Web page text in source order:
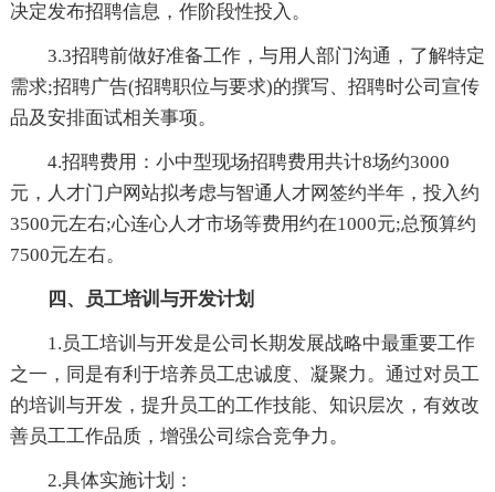
决定发布招聘信息，作阶段性投入。
3.3招聘前做好准备工作，与用人部门沟通，了解特定
需求;招聘广告(招聘职位与要求)的撰写、招聘时公司宣传
品及安排面试相关事项。
4.招聘费用：小中型现场招聘费用共计8场约3000
元，人才门户网站拟考虑与智通人才网签约半年，投入约
3500元左右;心连心人才市场等费用约在1000元;总预算约
7500元左右。
四、员工培训与开发计划
1.员工培训与开发是公司长期发展战略中最重要工作
之一，同是有利于培养员工忠诚度、凝聚力。通过对员工
的培训与开发，提升员工的工作技能、知识层次，有效改
善员工工作品质，增强公司综合竞争力。
2.具体实施计划：